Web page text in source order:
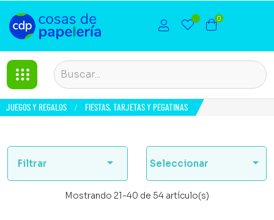
0
JUEGOS Y REGALOS FIESTAS, TARJETAS Y PEGATINAS
Filtrar  Seleccionar 
Mostrando 21-40 de 54 artículo(s)